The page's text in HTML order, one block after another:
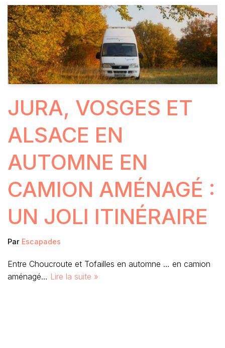
JURA, VOSGES ET
ALSACE EN
AUTOMNE EN
CAMION AMÉNAGÉ :
UN JOLI ITINÉRAIRE
Par Escapades
Entre Choucroute et Tofailles en automne … en camion
aménagé… Lire la suite »